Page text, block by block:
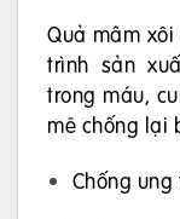
Quả mâm
trình sản
trong máu,
mẽ chống lại
Chống